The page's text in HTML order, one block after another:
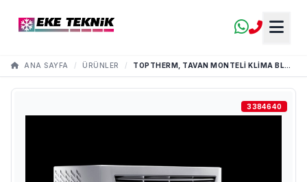
ANA SAYFA / ÜRÜNLER / TOPTHERM, TAVAN MONTELI KLIMA BLUE E TOPLAM SOĞUTMA GÜCÜ 0,50 - 4,00 KW
3384640